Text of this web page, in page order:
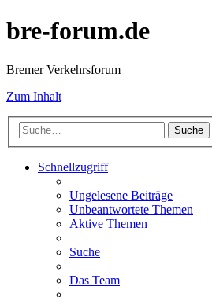
bre-forum.de
Bremer Verkehrsforum
Zum Inhalt
Suche
Schnellzugriff
Ungelesene Beiträge
Unbeantwortete Themen
Aktive Themen
Suche
Das Team